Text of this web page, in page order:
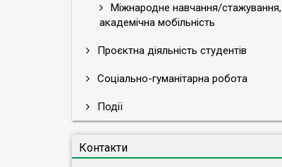
Міжнародне навчання/стажування,
академічна мобільність
Проєктна діяльність студентів
Соціально-гуманітарна робота
Події
Контакти